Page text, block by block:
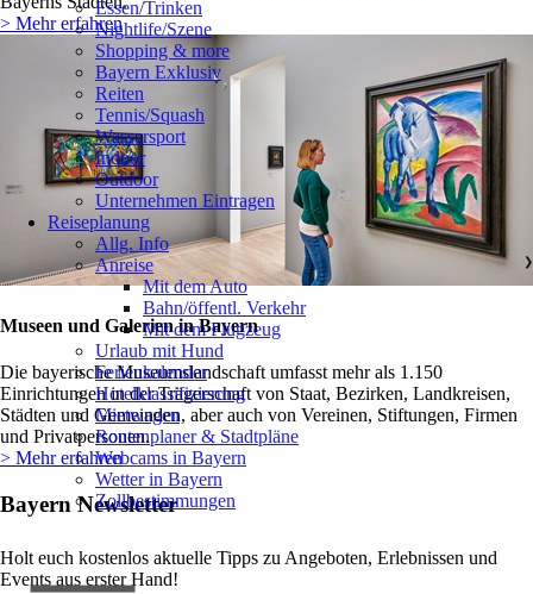
> Mehr erfahren
Museen und Galerien in Bayern
Die bayerische Museumslandschaft umfasst mehr als 1.150
Einrichtungen in der Trägerschaft von Staat, Bezirken, Landkreisen,
Städten und Gemeinden, aber auch von Vereinen, Stiftungen, Firmen
und Privatpersonen.
> Mehr erfahren
Bayern Newsletter
Holt euch kostenlos aktuelle Tipps zu Angeboten, Erlebnissen und
Events aus erster Hand!
Essen/Trinken
Nightlife/Szene
Shopping & more
Bayern Exklusiv
Reiten
Tennis/Squash
Wassersport
Indoor
Outdoor
Unternehmen Eintragen
Reiseplanung
Allg. Info
Anreise
❯
Mit dem Auto
Bahn/öffentl. Verkehr
Mit dem Flugzeug
Urlaub mit Hund
Ferienkalender
Hotelklassifizierung
Mietwagen
Routenplaner & Stadtpläne
Webcams in Bayern
Wetter in Bayern
Zollbestimmungen